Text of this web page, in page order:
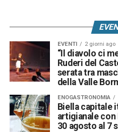
EVENTI 2 giorni ago
“Il diavolo ci
Ruderi del
serata tra
della Valle
ENOGASTRONOMIA
Biella capitale
artigianale con
30 agosto al 7